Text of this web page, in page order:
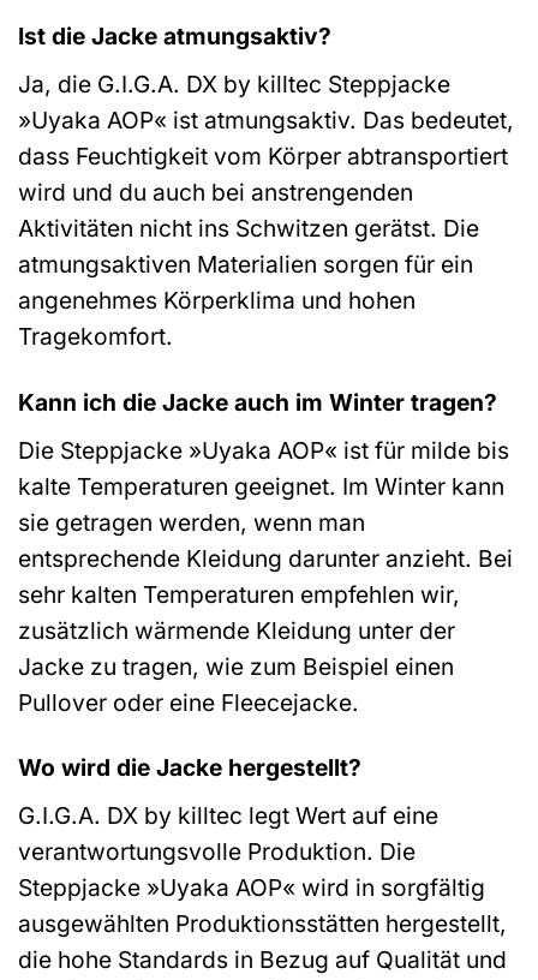
Ist die Jacke atmungsaktiv?
Ja, die G.I.G.A. DX by killtec Steppjacke
»Uyaka AOP« ist atmungsaktiv. Das bedeutet,
dass Feuchtigkeit vom Körper abtransportiert
wird und du auch bei anstrengenden
Aktivitäten nicht ins Schwitzen gerätst. Die
atmungsaktiven Materialien sorgen für ein
angenehmes Körperklima und hohen
Tragekomfort.
Kann ich die Jacke auch im Winter tragen?
Die Steppjacke »Uyaka AOP« ist für milde bis
kalte Temperaturen geeignet. Im Winter kann
sie getragen werden, wenn man
entsprechende Kleidung darunter anzieht. Bei
sehr kalten Temperaturen empfehlen wir,
zusätzlich wärmende Kleidung unter der
Jacke zu tragen, wie zum Beispiel einen
Pullover oder eine Fleecejacke.
Wo wird die Jacke hergestellt?
G.I.G.A. DX by killtec legt Wert auf eine
verantwortungsvolle Produktion. Die
Steppjacke »Uyaka AOP« wird in sorgfältig
ausgewählten Produktionsstätten hergestellt,
die hohe Standards in Bezug auf Qualität und